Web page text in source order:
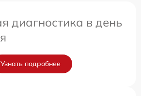
диагностика в день
Узнать подробнее